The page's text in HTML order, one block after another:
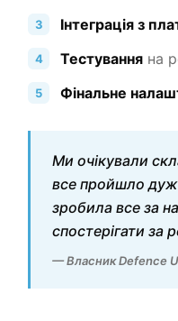
Інтеграція з
Тестування на
Фінальне
Ми очікували
все пройшло
зробила все за
спостерігати за
— Власник Defence